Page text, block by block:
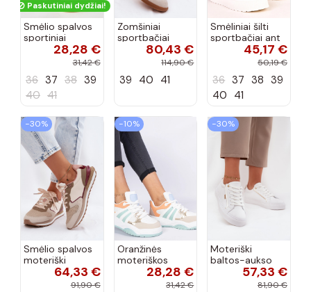
Paskutiniai dydžiai!
Smėlio spalvos
sportiniai
bateliai su
platforma ir
Izabell
28,28 €
31,42 €
36 37 38 39
40 41
Zomšiniai
sportbačiai
moteriški žemi
smėlio spalvos
80,43 €
114,90 €
39 40 41
Smėliniai šilti
sportbačiai ant
platformos45,17 €
50,19 €
36 37 38 39
40 41
−30%
Smėlio spalvos
moteriški
sportiniai64,33 €
91,90 €
−10%
Oranžinės
moteriškos
sportinės28,28 €
31,42 €
−30%
Moteriški
baltos-aukso
spalvos
sneakers stiliaus
57,33 €
81,90 €